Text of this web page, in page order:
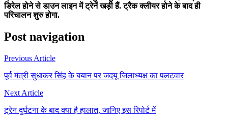
डिरेल होने से डाउन लाइन में ट्रेनें खड़ी हैं. ट्रैक क्लीयर होने के बाद ही
परिचालन शुरु होगा.
Post navigation
Previous Article
पूर्व मंत्री सुधाकर सिंह के बयान पर जदयू जिलाध्यक्ष का पलटवार
Next Article
ट्रेन दुर्घटना के बाद क्या है हालात, जानिए इस रिपोर्ट में